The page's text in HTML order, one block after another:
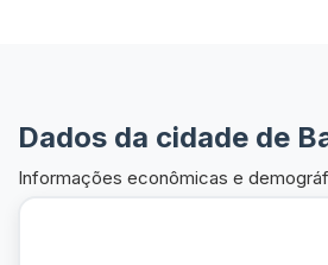
Dados da cidade de
Informações econômicas e